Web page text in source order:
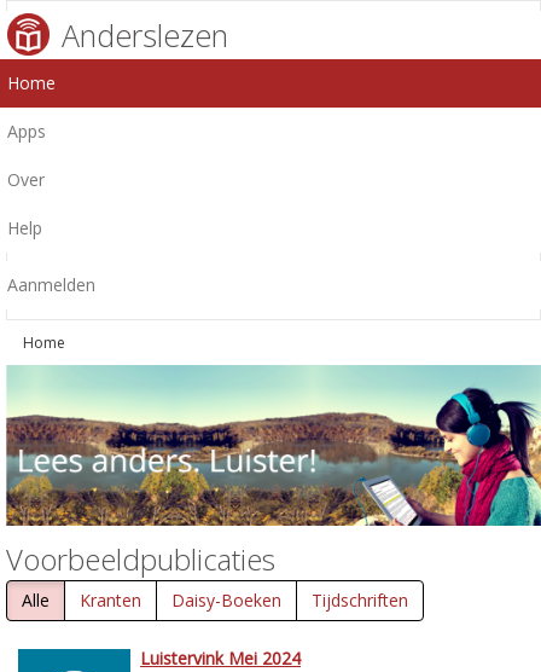
Anderslezen
Home
Apps
Over
Help
Aanmelden
Home
Voorbeeldpublicaties
Alle Kranten Daisy-Boeken Tijdschriften
Luistervink Mei 2024